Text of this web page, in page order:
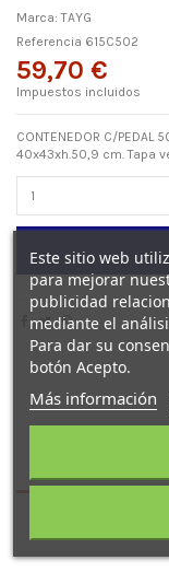
Marca: TAYG
Referencia 615C502
59,70 €
Impuestos incluidos
CONTENEDOR C/PEDAL
40x43xh.50,9 cm. Tapa
Detalles del
Este sitio web
para mejorar
publicidad
mediante el
Para dar su
botón Acepto.
Más información